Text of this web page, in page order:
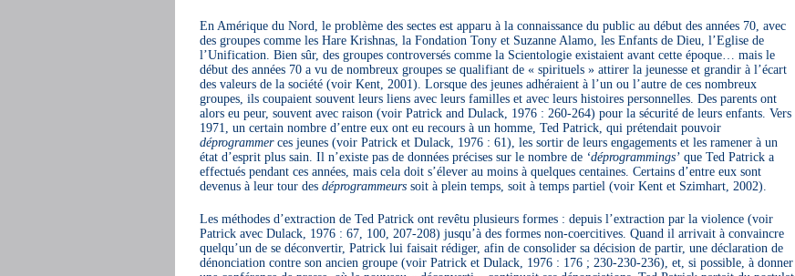
En Amérique du Nord, le problème des sectes est apparu à la connaissance du public au début des années 70, avec
des groupes comme les Hare Krishnas, la Fondation Tony et Suzanne Alamo, les Enfants de Dieu, l’Eglise de
l’Unification. Bien sûr, des groupes controversés comme la Scientologie existaient avant cette époque… mais le
début des années 70 a vu de nombreux groupes se qualifiant de « spirituels » attirer la jeunesse et grandir à l’écart
des valeurs de la société (voir Kent, 2001). Lorsque des jeunes adhéraient à l’un ou l’autre de ces nombreux
groupes, ils coupaient souvent leurs liens avec leurs familles et avec leurs histoires personnelles. Des parents ont
alors eu peur, souvent avec raison (voir Patrick and Dulack, 1976 : 260-264) pour la sécurité de leurs enfants. Vers
1971, un certain nombre d’entre eux ont eu recours à un homme, Ted Patrick, qui prétendait pouvoir
déprogrammerces jeunes (voir Patrick et Dulack, 1976 : 61), les sortir de leurs engagements et les ramener à un
état d’esprit plus sain. Il n’existe pas de données précises sur le nombre de ‘déprogrammings’que Ted Patrick a
effectués pendant ces années, mais cela doit s’élever au moins à quelques centaines. Certains d’entre eux sont
devenus à leur tour des déprogrammeurssoit à plein temps, soit à temps partiel (voir Kent et Szimhart, 2002).
Les méthodes d’extraction de Ted Patrick ont revêtu plusieurs formes : depuis l’extraction par la violence (voir
Patrick avec Dulack, 1976 : 67, 100, 207-208) jusqu’à des formes non-coercitives. Quand il arrivait à convaincre
quelqu’un de se déconvertir, Patrick lui faisait rédiger, afin de consolider sa décision de partir, une déclaration de
dénonciation contre son ancien groupe (voir Patrick et Dulack, 1976 : 176 ; 230-230-236), et, si possible, à donner